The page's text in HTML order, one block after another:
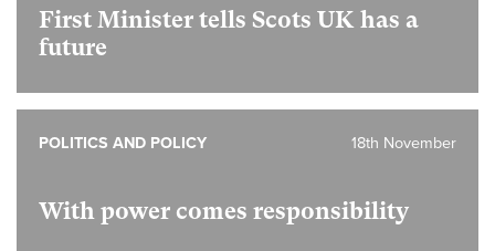
First Minister tells Scots UK has a
future
With power comes responsibility
18th November
POLITICS AND POLICY